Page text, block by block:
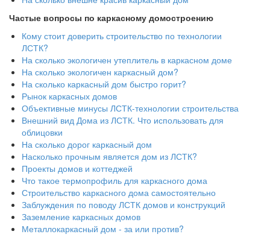
Частые вопросы по каркасному домостроению
Кому стоит доверить строительство по технологии
ЛСТК?
На сколько экологичен утеплитель в каркасном доме
На сколько экологичен каркасный дом?
На сколько каркасный дом быстро горит?
Рынок каркасных домов
Объективные минусы ЛСТК-технологии строительства
Внешний вид Дома из ЛСТК. Что использовать для
облицовки
На сколько дорог каркасный дом
Насколько прочным является дом из ЛСТК?
Проекты домов и коттеджей
Что такое термопрофиль для каркасного дома
Строительство каркасного дома самостоятельно
Заблуждения по поводу ЛСТК домов и конструкций
Заземление каркасных домов
Металлокаркасный дом - за или против?